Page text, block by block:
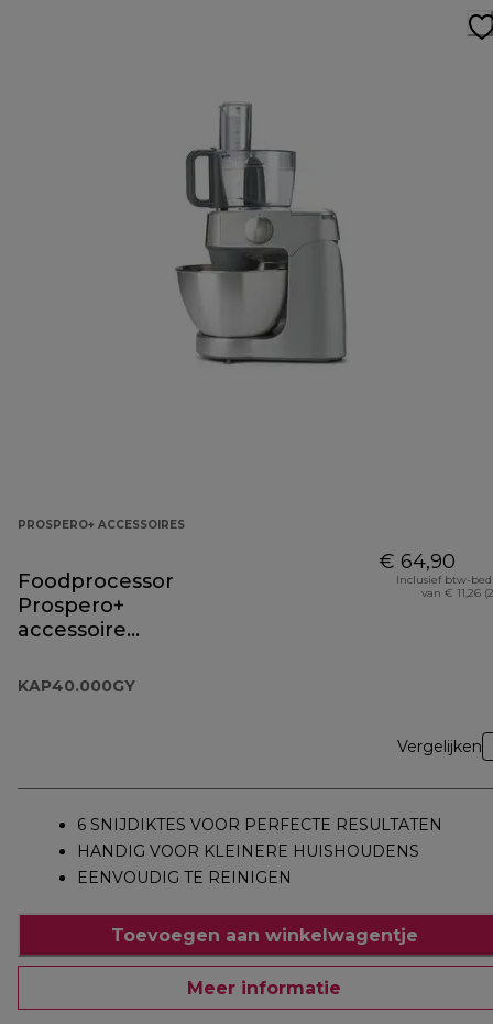
PROSPERO+ ACCESSOIRES
Foodprocessor
Prospero+
accessoire
KAP40.000GY
€ 64,90
Inclusief btw-
van € 11,26
Vergelijken
6 SNIJDIKTES VOOR PERFECTE RESULTATEN
HANDIG VOOR KLEINERE HUISHOUDENS
EENVOUDIG TE REINIGEN
Toevoegen aan winkelwagentje
Meer informatie